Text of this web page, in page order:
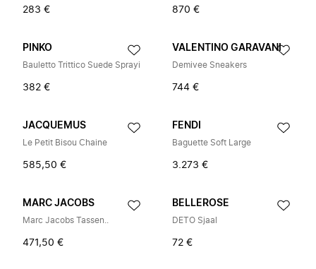
283 € 870 €
PINKO
Bauletto Trittico Suede Sprayi
382 €
VALENTINO GARAVANI
Demivee Sneakers
744 €
JACQUEMUS
Le Petit Bisou Chaine
585,50 €
FENDI
Baguette Soft Large
3.273 €
MARC JACOBS
Marc Jacobs Tassen..
471,50 €
BELLEROSE
DETO Sjaal
72 €